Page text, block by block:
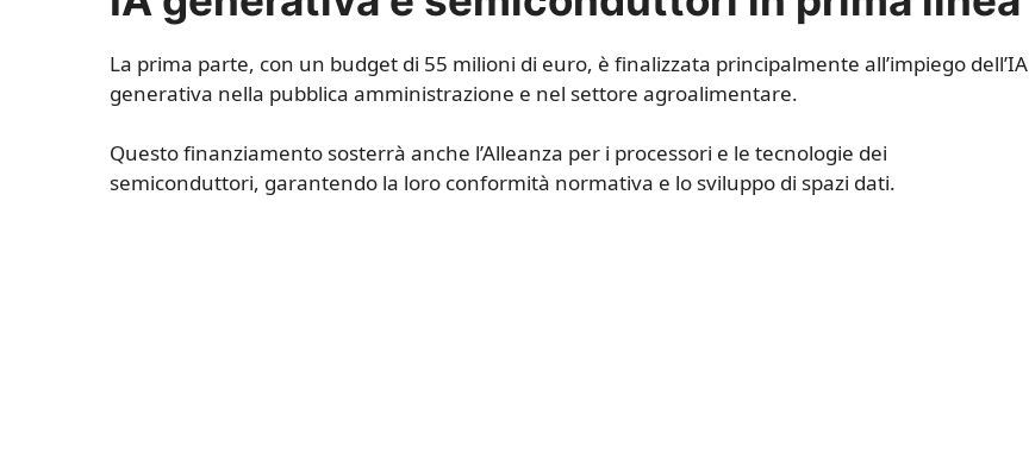
La prima parte, con un budget di 55 milioni di euro, è finalizzata principalmente all’impiego dell’IA
generativa nella pubblica amministrazione e nel settore agroalimentare.
Questo finanziamento sosterrà anche l’Alleanza per i processori e le tecnologie dei
semiconduttori, garantendo la loro conformità normativa e lo sviluppo di spazi dati.